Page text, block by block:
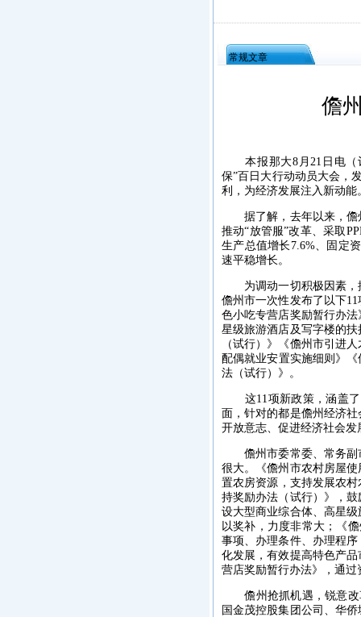
常规文章
儋
本报那大8月21日电（
保”百日大行动动员大会，
利，为经济发展注入新动能
据了解，去年以来，儋
推动“放管服”改革、采取
生产总值增长7.6%、固定
速平稳增长。
为调动一切积极因素，
儋州市一次性发布了以下
色小吃专营店奖励暂行办
星级旅游酒店及写字楼的
（试行）》《儋州市引进
配偶就业安置实施细则》
法（试行）》。
这11项新政策，涵盖了
面，针对的都是儋州经济
开放意志、促进经济社会
儋州市委常委、常务副市
很大。《儋州市农村房屋
置农房资源，支持发展农
持奖励办法（试行）》，
设大型商业综合体、高星
以奖补，力度非常大；《
事项、办理条件、办理程
化发展，有效提高特色产
营店奖励暂行办法》，通
儋州抢抓机遇，锐意改
国金茂控股集团公司、华